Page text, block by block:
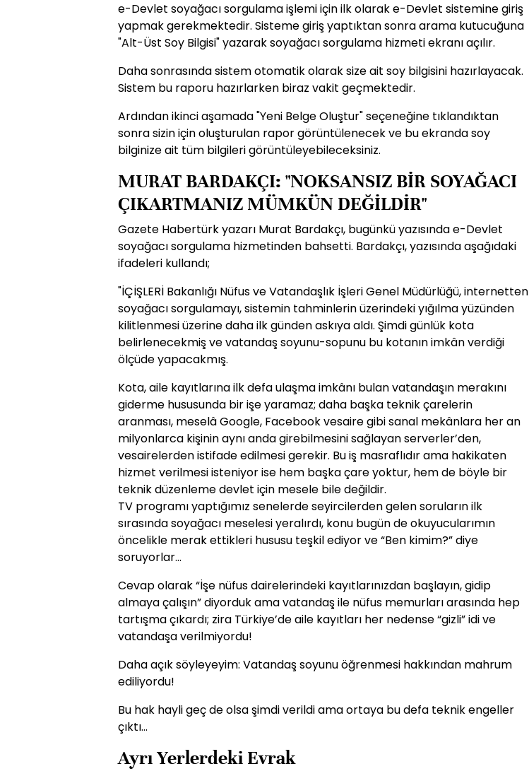
e-Devlet soyağacı sorgulama işlemi için ilk olarak e-Devlet sistemine giriş
yapmak gerekmektedir. Sisteme giriş yaptıktan sonra arama kutucuğuna
"Alt-Üst Soy Bilgisi" yazarak soyağacı sorgulama hizmeti ekranı açılır.
Daha sonrasında sistem otomatik olarak size ait soy bilgisini hazırlayacak.
Sistem bu raporu hazırlarken biraz vakit geçmektedir.
Ardından ikinci aşamada "Yeni Belge Oluştur" seçeneğine tıklandıktan
sonra sizin için oluşturulan rapor görüntülenecek ve bu ekranda soy
bilginize ait tüm bilgileri görüntüleyebileceksiniz.
MURAT BARDAKÇI: "NOKSANSIZ BİR SOYAĞACI
ÇIKARTMANIZ MÜMKÜN DEĞİLDİR"
Gazete Habertürk yazarı Murat Bardakçı, bugünkü yazısında e-Devlet
soyağacı sorgulama hizmetinden bahsetti. Bardakçı, yazısında aşağıdaki
ifadeleri kullandı;
"İÇİŞLERİ Bakanlığı Nüfus ve Vatandaşlık İşleri Genel Müdürlüğü, internetten
soyağacı sorgulamayı, sistemin tahminlerin üzerindeki yığılma yüzünden
kilitlenmesi üzerine daha ilk günden askıya aldı. Şimdi günlük kota
belirlenecekmiş ve vatandaş soyunu-sopunu bu kotanın imkân verdiği
ölçüde yapacakmış.
Kota, aile kayıtlarına ilk defa ulaşma imkânı bulan vatandaşın merakını
giderme hususunda bir işe yaramaz; daha başka teknik çarelerin
aranması, meselâ Google, Facebook vesaire gibi sanal mekânlara her an
milyonlarca kişinin aynı anda girebilmesini sağlayan serverler’den,
vesairelerden istifade edilmesi gerekir. Bu iş masraflıdır ama hakikaten
hizmet verilmesi isteniyor ise hem başka çare yoktur, hem de böyle bir
teknik düzenleme devlet için mesele bile değildir.
TV programı yaptığımız senelerde seyircilerden gelen soruların ilk
sırasında soyağacı meselesi yeralırdı, konu bugün de okuyucularımın
öncelikle merak ettikleri hususu teşkil ediyor ve “Ben kimim?” diye
soruyorlar...
Cevap olarak “İşe nüfus dairelerindeki kayıtlarınızdan başlayın, gidip
almaya çalışın” diyorduk ama vatandaş ile nüfus memurları arasında hep
tartışma çıkardı; zira Türkiye’de aile kayıtları her nedense “gizli” idi ve
vatandaşa verilmiyordu!
Daha açık söyleyeyim: Vatandaş soyunu öğrenmesi hakkından mahrum
ediliyordu!
Bu hak hayli geç de olsa şimdi verildi ama ortaya bu defa teknik engeller
çıktı...
Ayrı Yerlerdeki Evrak